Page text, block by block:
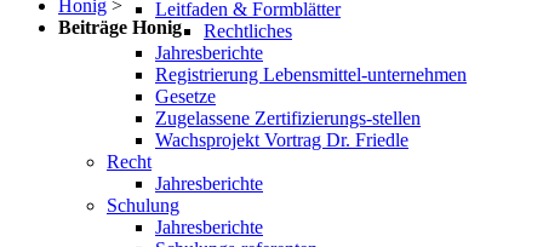
Honig >
Beiträge Honig
Leitfaden & Formblätter
Rechtliches
Jahresberichte
Registrierung Lebensmittel-unternehmen
Gesetze
Zugelassene Zertifizierungs-stellen
Wachsprojekt Vortrag Dr. Friedle
Recht
Jahresberichte
Schulung
Jahresberichte